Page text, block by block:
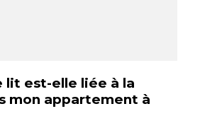
lit est-elle liée à la
mon appartement à